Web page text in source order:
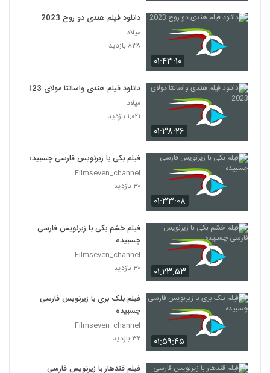
۰۱:۴۳:۱۰
دانلود فیلم هندی دو روح 2023
میلاد
۸۳۸ بازدید
۰۱:۳۸:۲۶
دانلود فیلم هندی واسانتا مولای 2023
میلاد
۱,۰۲۱ بازدید
۰۱:۳۳:۰۸
فیلم بکی با زیرنویس فارسی چسبیده
Filmseven_channel
۳۰ بازدید
۰۱:۲۳:۵۳
فیلم خشم بکی با زیرنویس فارسی
چسبیده
Filmseven_channel
۳۰ بازدید
۰۱:۵۹:۴۵
فیلم بلک بری با زیرنویس فارسی
چسبیده
Filmseven_channel
۳۲ بازدید
فیلم قندهار با زیرنویس فارسی